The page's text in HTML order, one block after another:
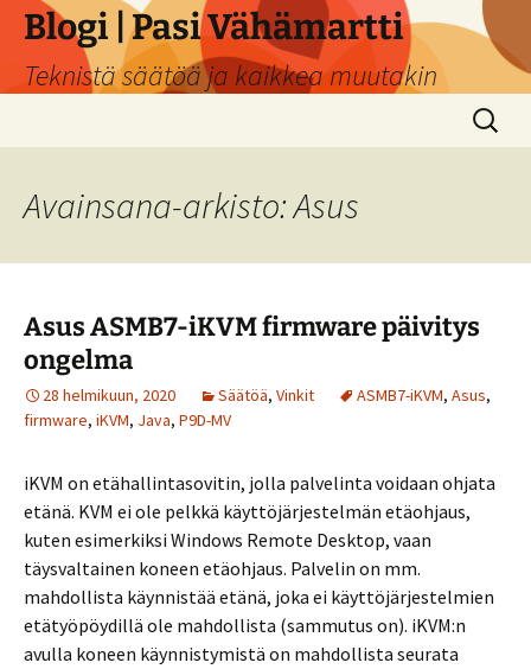
Siirry
sisältöön
Blogi | Pasi Vähämartti
Teknistä säätöä ja kaikkea muutakin
Haku:
Avainsana-arkisto: Asus
Asus ASMB7-iKVM firmware päivitys
ongelma
28 helmikuun, 2020 Säätöä, Vinkit ASMB7-iKVM, Asus,
firmware, iKVM, Java, P9D-MV
iKVM on etähallintasovitin, jolla palvelinta voidaan ohjata
etänä. KVM ei ole pelkkä käyttöjärjestelmän etäohjaus,
kuten esimerkiksi Windows Remote Desktop, vaan
täysvaltainen koneen etäohjaus. Palvelin on mm.
mahdollista käynnistää etänä, joka ei käyttöjärjestelmien
etätyöpöydillä ole mahdollista (sammutus on). iKVM:n
avulla koneen käynnistymistä on mahdollista seurata